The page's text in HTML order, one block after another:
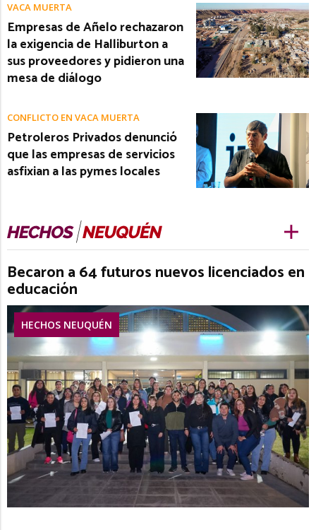
VACA MUERTA
Empresas de Añelo rechazaron
la exigencia de Halliburton a
sus proveedores y pidieron una
mesa de diálogo
CONFLICTO EN VACA MUERTA
Petroleros Privados denunció
que las empresas de servicios
asfixian a las pymes locales
Becaron a 64 futuros nuevos licenciados en
educación
HECHOS NEUQUÉN